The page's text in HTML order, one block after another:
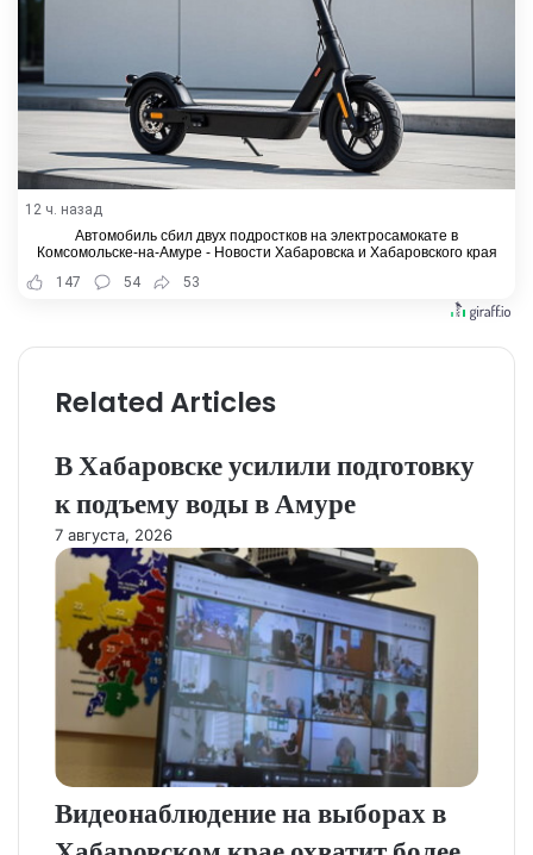
12 ч. назад
Автомобиль сбил двух подростков на электросамокате в
Комсомольске-на-Амуре - Новости Хабаровска и Хабаровского края
147
54 53
Related Articles
В Хабаровске усилили подготовку
к подъему воды в Амуре
7 августа, 2026
Видеонаблюдение на выборах в